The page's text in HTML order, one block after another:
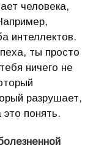
человека,
интеллектов.
ты просто
ничего не
разрушает,
это понять.